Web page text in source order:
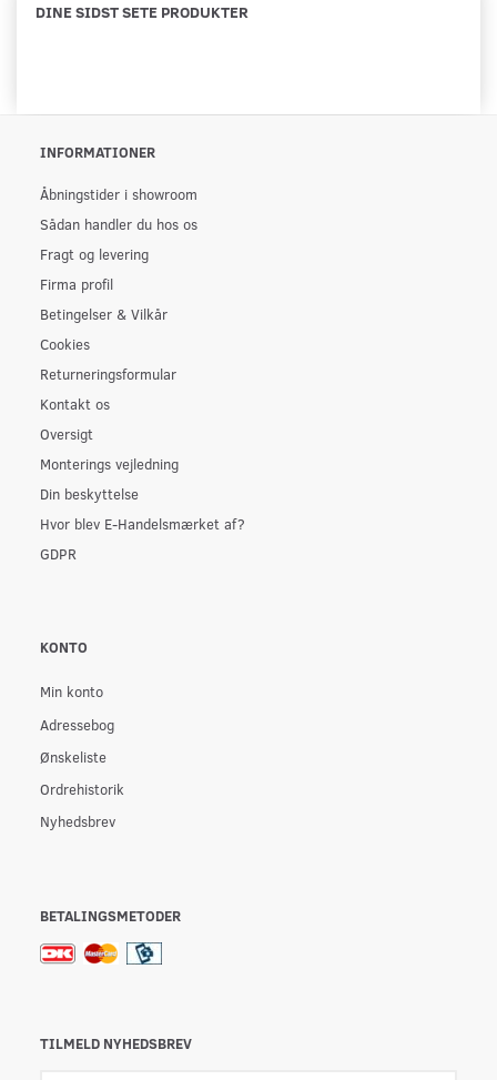
DINE SIDST SETE PRODUKTER
INFORMATIONER
Åbningstider i showroom
Sådan handler du hos os
Fragt og levering
Firma profil
Betingelser & Vilkår
Cookies
Returneringsformular
Kontakt os
Oversigt
Monterings vejledning
Din beskyttelse
Hvor blev E-Handelsmærket af?
GDPR
KONTO
Min konto
Adressebog
Ønskeliste
Ordrehistorik
Nyhedsbrev
BETALINGSMETODER
TILMELD NYHEDSBREV